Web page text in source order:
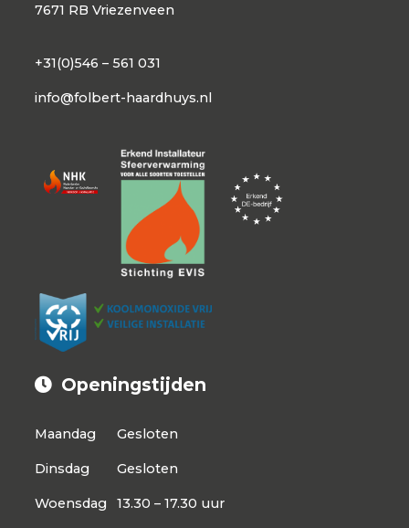
7671 RB Vriezenveen
+31(0)546 – 561 031
info@folbert-haardhuys.nl
Openingstijden
Maandag Gesloten
Dinsdag Gesloten
Woensdag 13.30 – 17.30 uur